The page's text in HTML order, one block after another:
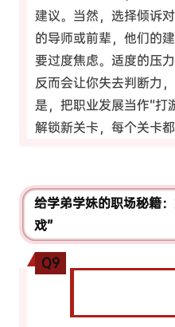
建议。当然，选择倾诉
的导师或前辈，他们的
要过度焦虑。适度的压
反而会让你失去判断力
是，把职业发展当作“打
解锁新关卡，每个关卡
给学弟学妹的职场秘籍
戏”
Q9